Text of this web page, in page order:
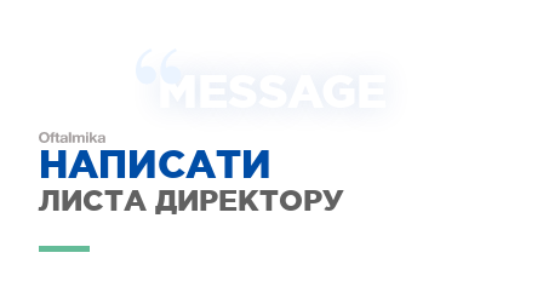
НАПИСАТИ
ЛИСТА ДИРЕКТОРУ